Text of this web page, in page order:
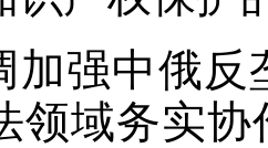
加强中俄
领域务实